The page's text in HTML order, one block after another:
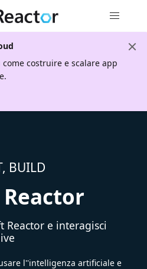
come costruire e scalare app
BUILD
Reactor e interagisci
l''intelligenza artificiale e